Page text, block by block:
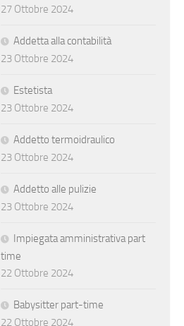
27 Ottobre 2024
Addetta alla contabilità
23 Ottobre 2024
Estetista
23 Ottobre 2024
Addetto termoidraulico
23 Ottobre 2024
Addetto alle pulizie
23 Ottobre 2024
Impiegata amministrativa part
time
22 Ottobre 2024
Babysitter part-time
22 Ottobre 2024